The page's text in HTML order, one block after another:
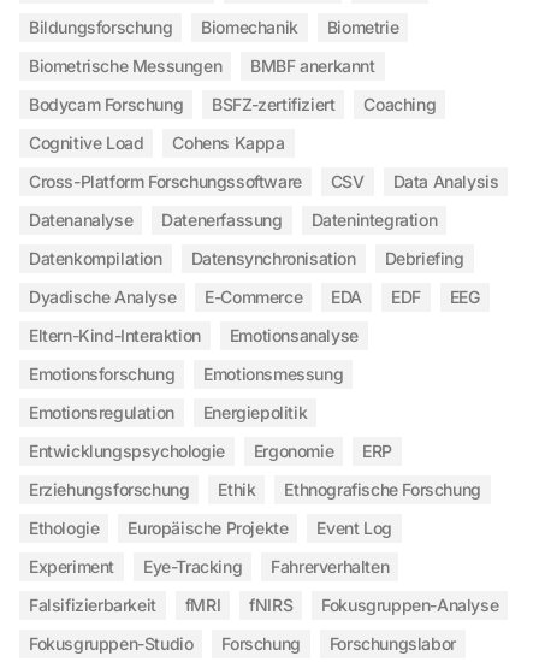
Bildungsforschung
Biomechanik
Biometrie
Biometrische Messungen
BMBF anerkannt
Bodycam Forschung
BSFZ-zertifiziert
Coaching
Cognitive Load
Cohens Kappa
Cross-Platform Forschungssoftware
CSV
Data Analysis
Datenanalyse
Datenerfassung
Datenintegration
Datenkompilation
Datensynchronisation
Debriefing
Dyadische Analyse
E-Commerce EDA EDF
EEG
Eltern-Kind-Interaktion
Emotionsanalyse
Emotionsforschung
Emotionsmessung
Emotionsregulation
Energiepolitik
Entwicklungspsychologie
Ergonomie
ERP
Erziehungsforschung
Ethik
Ethnografische Forschung
Ethologie
Europäische Projekte
Event Log
Experiment
Eye-Tracking
Fahrerverhalten
Falsifizierbarkeit
fMRI fNIRS
Fokusgruppen-Analyse
Fokusgruppen-Studio
Forschung
Forschungslabor